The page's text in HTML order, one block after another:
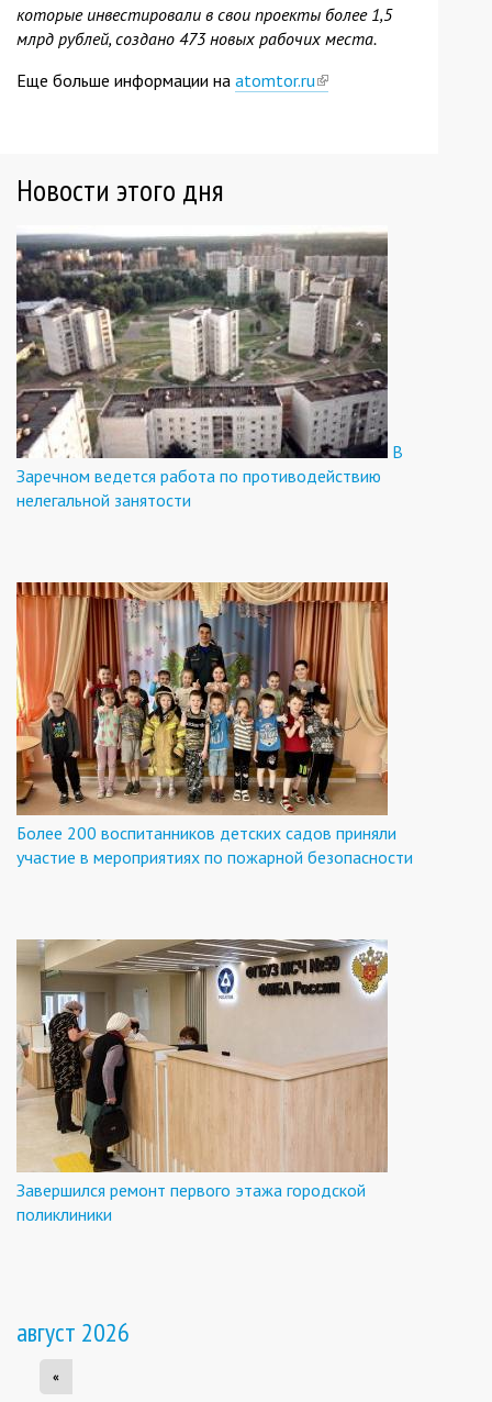
которые инвестировали в свои проекты более 1,5
млрд рублей, создано 473 новых рабочих места.
Еще больше информации на atomtor.ru(link
Новости этого дня
В
Заречном ведется работа по противодействию
нелегальной занятости
Более 200 воспитанников детских садов приняли
участие в мероприятиях по пожарной безопасности
Завершился ремонт первого этажа городской
поликлиники
август 2026
«